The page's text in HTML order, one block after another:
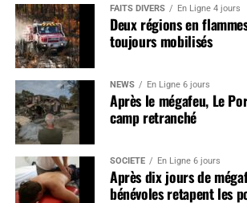
FAITS DIVERS En Ligne 4 jours
Deux régions en
toujours mobilisés
NEWS En Ligne 6 jours
Après le mégafeu, Le
camp retranché
SOCIÉTÉ En Ligne 6 jours
Après dix jours de
bénévoles retapent les